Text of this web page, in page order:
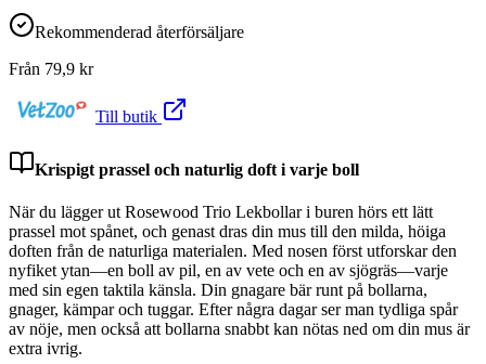
Rekommenderad återförsäljare
Från 79,9 kr
Till butik
Krispigt prassel och naturlig doft i varje boll
När du lägger ut Rosewood Trio Lekbollar i buren hörs ett lätt
prassel mot spånet, och genast dras din mus till den milda, höiga
doften från de naturliga materialen. Med nosen först utforskar den
nyfiket ytan—en boll av pil, en av vete och en av sjögräs—varje
med sin egen taktila känsla. Din gnagare bär runt på bollarna,
gnager, kämpar och tuggar. Efter några dagar ser man tydliga spår
av nöje, men också att bollarna snabbt kan nötas ned om din mus är
extra ivrig.